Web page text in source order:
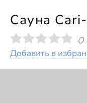
Сауна
0
Добавить в